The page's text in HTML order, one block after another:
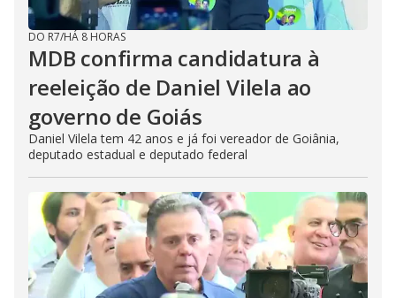
DO R7/HÁ 8 HORAS
MDB confirma candidatura à
reeleição de Daniel Vilela ao
governo de Goiás
Daniel Vilela tem 42 anos e já foi vereador de Goiânia,
deputado estadual e deputado federal